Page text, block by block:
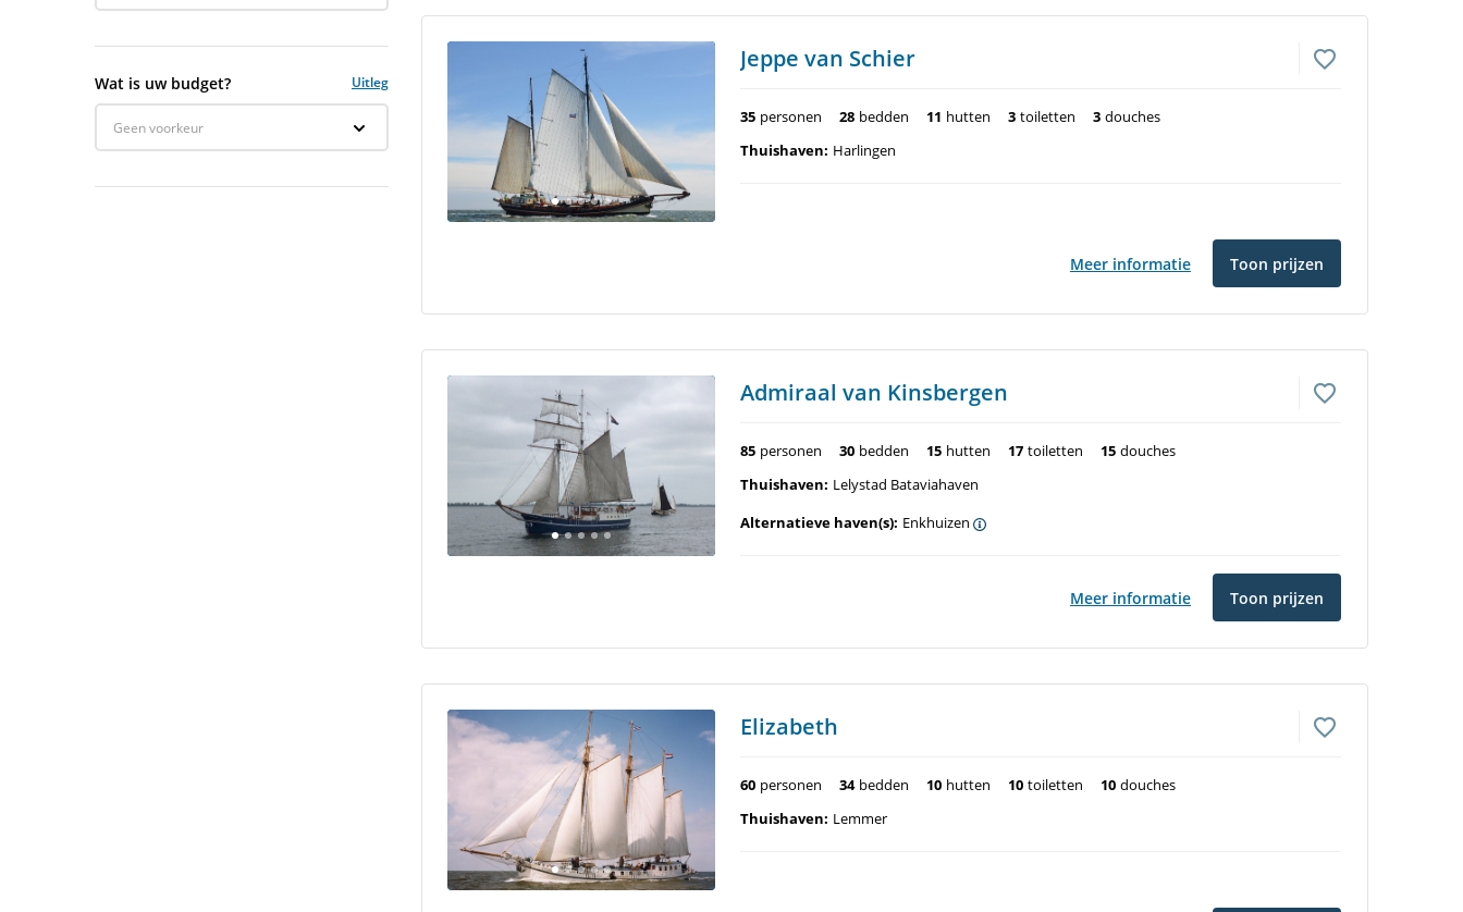
Wat is uw budget? Uitleg
Geen voorkeur
Jeppe van Schier
35 personen 28 bedden 11 hutten 3 toiletten 3 douches
Thuishaven: Harlingen
Meer informatie Toon prijzen
Admiraal van Kinsbergen
85 personen 30 bedden 15 hutten 17 toiletten 15 douches
Thuishaven: Lelystad Bataviahaven
Alternatieve haven(s): Enkhuizen
Meer informatie Toon prijzen
Elizabeth
60 personen 34 bedden 10 hutten 10 toiletten 10 douches
Thuishaven: Lemmer